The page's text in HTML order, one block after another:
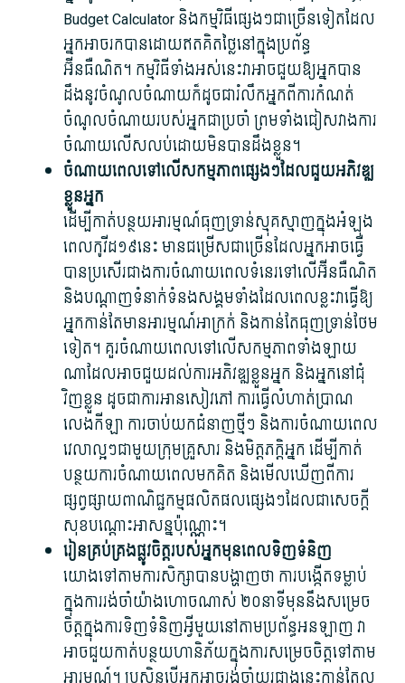
Budget Calculator និង​កម្មវិធី​ផ្សេងៗ​ជាច្រើន​ទៀត​ដែល​
អ្នក​អាច​រក​បាន​ដោយ​ឥតគិតថ្លៃ​នៅក្នុង​ប្រព័ន្ធ​
អ៊ីនធឺណិត។ កម្មវិធី​ទាំងអស់​នេះ​វា​អាច​ជួយ​ឱ្យ​អ្នក​បាន​
ដឹង​នូវ​ចំណូល​ចំណាយ​ក៏ដូចជា​រំលឹក​អ្នក​ពី​ការកំណត់​
ចំណូល​ចំណាយ​របស់​អ្នក​ជាប្រចាំ ព្រមទាំង​ជៀសវាង​ការ​
ចំណាយ​លើសលប់​ដោយ​មិន​បាន​ដឹង​ខ្លួន។
ចំណាយ​ពេល​ទៅលើ​សកម្មភាព​ផ្សេងៗ​ដែល​ជួយ​អភិវឌ្ឍ​
ខ្លួន​អ្នក
ដើម្បី​កាត់បន្ថយ​អារម្មណ៍​ធុញទ្រាន់​ស្មុគស្មាញ​ក្នុង​អំឡុង
ពេល​កូវីដ​១៩​នេះ មាន​ជម្រើស​ជាច្រើន​ដែល​អ្នក​អាច​ធ្វើ​
បាន​ប្រសើរ​ជាង​ការ​ចំណាយ​ពេល​ទំនេរ​ទៅលើ​អ៊ីនធឺណិត
និង​បណ្ដាញ​ទំនាក់ទំនង​សង្គម​ទាំង​ដែល​ពេលខ្លះ​វា​ធ្វើ​ឱ្យ​
អ្នក​កាន់តែ​មាន​អារម្មណ៍​អាក្រក់ និង​កាន់តែ​ធុញទ្រាន់​ថែម
ទៀត។ គួរ​ចំណាយពេល​ទៅលើ​សកម្មភាព​ទាំងឡាយ​
ណា​ដែល​អាច​ជួយ​ដល់​ការ​អភិវឌ្ឍ​ខ្លួន​អ្នក និង​អ្នក​នៅ​ជុំ
វិញ​ខ្លួន ដូចជា​ការ​អាន​សៀវភៅ ការ​ធ្វើ​លំហាត់ប្រាណ
លេង​កីឡា ការ​ចាប់​យក​ជំនាញ​ថ្មីៗ និង​ការ​ចំណាយ​ពេល
វេលា​ល្អៗ​ជាមួយ​ក្រុម​គ្រួសារ និង​មិត្តភក្ដិ​អ្នក ដើម្បី​កាត់
បន្ថយ​ការ​ចំណាយពេល​មក​គិត និង​មើលឃើញ​ពី​ការ​
ផ្សព្វផ្សាយ​ពាណិជ្ជកម្ម​ផលិតផល​ផ្សេងៗ​ដែល​ជា​សេចក្ដី
សុខ​បណ្ដោះអាសន្ន​ប៉ុណ្ណោះ។
រៀន​គ្រប់គ្រង​ផ្លូវចិត្ត​របស់​អ្នក​មុនពេល​ទិញ​ទំនិញ
យោងទៅតាម​ការសិក្សា​បាន​បង្ហាញថា ការបង្កើត​ទម្លាប់​
ក្នុង​ការ​រង់ចាំ​យ៉ាងហោចណាស់ ២០​នាទី​មុននឹង​សម្រេច​
ចិត្ត​ក្នុង​ការទិញ​ទំនិញ​អ្វី​មួយ​នៅ​តាម​ប្រព័ន្ធ​អនឡាញ វា​
អាច​ជួយ​កាត់បន្ថយ​ហានិភ័យ​ក្នុង​ការសម្រេច​ចិត្ត​ទៅតាម​